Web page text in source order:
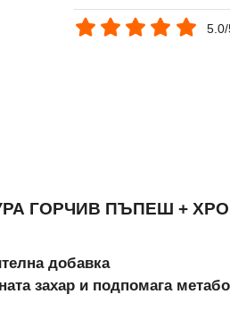
ГОРЧИВ ПЪПЕШ +
добавка
захар и подпомага